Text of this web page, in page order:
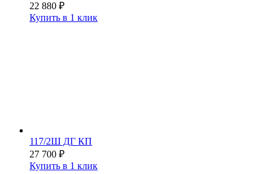
22 880 ₽
Купить в 1 клик
117/2Ш ДГ КП
27 700 ₽
Купить в 1 клик